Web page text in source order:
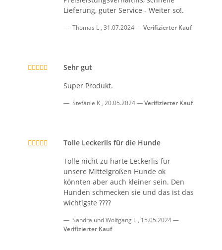
Lieferung, guter Service - Weiter so!.
Thomas L , 31.07.2024 Verifizierter Kauf
Sehr gut
Super Produkt.
Stefanie K , 20.05.2024 Verifizierter Kauf
Tolle Leckerlis für die Hunde
Tolle nicht zu harte Leckerlis für
unsere Mittelgroßen Hunde ok
könnten aber auch kleiner sein. Den
Hunden schmecken sie und das ist das
wichtigste ????
Sandra und Wolfgang L , 15.05.2024
Verifizierter Kauf